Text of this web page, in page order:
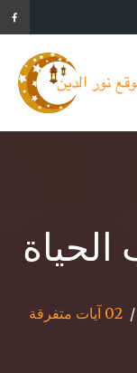
02 آيات متفرقة